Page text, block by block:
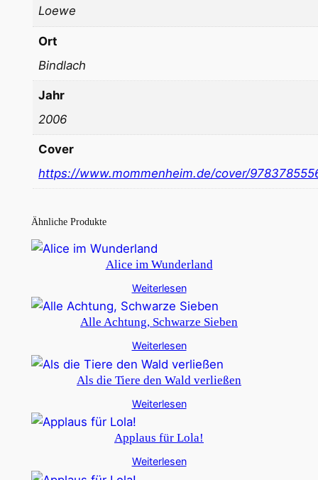
Loewe
Ort
Bindlach
Jahr
2006
Cover
https://www.mommenheim.de/cover/
Ähnliche Produkte
Alice im Wunderland
Weiterlesen
Alle Achtung, Schwarze Sieben
Weiterlesen
Als die Tiere den Wald verließen
Weiterlesen
Applaus für Lola!
Weiterlesen